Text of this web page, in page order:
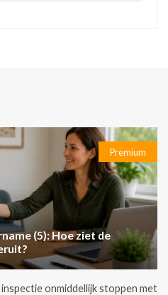
Premium
(5): Hoe ziet de
onmiddellijk stoppen met